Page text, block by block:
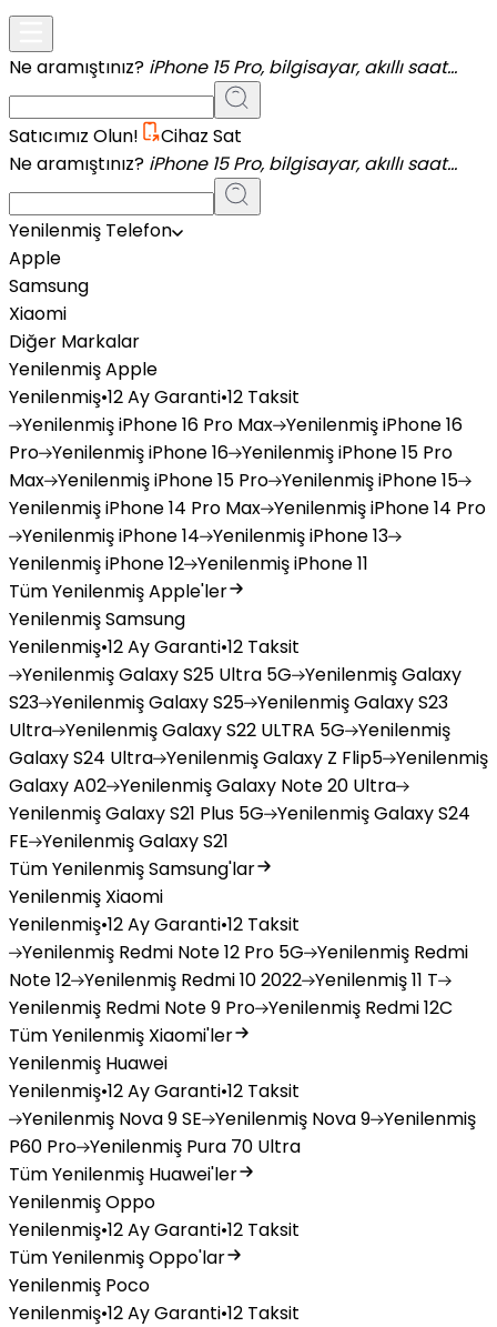
Ne aramıştınız? iPhone 15 Pro, bilgisayar, akıllı saat...
Satıcımız Olun!
Cihaz Sat
Ne aramıştınız? iPhone 15 Pro, bilgisayar, akıllı saat...
Yenilenmiş Telefon
Apple
Samsung
Xiaomi
Diğer Markalar
Yenilenmiş Apple
Yenilenmiş•12 Ay Garanti•12 Taksit
YenilenmişiPhone 16 Pro Max YenilenmişiPhone 16
Pro YenilenmişiPhone 16 YenilenmişiPhone 15 Pro
Max YenilenmişiPhone 15 Pro YenilenmişiPhone 15
YenilenmişiPhone 14 Pro Max YenilenmişiPhone 14 Pro
YenilenmişiPhone 14 YenilenmişiPhone 13
YenilenmişiPhone 12 YenilenmişiPhone 11
Tüm Yenilenmiş Apple'ler
Yenilenmiş Samsung
Yenilenmiş•12 Ay Garanti•12 Taksit
YenilenmişGalaxy S25 Ultra 5G YenilenmişGalaxy
S23 YenilenmişGalaxy S25 YenilenmişGalaxy S23
Ultra YenilenmişGalaxy S22 ULTRA 5G Yenilenmiş
Galaxy S24 Ultra YenilenmişGalaxy Z Flip5 Yenilenmiş
Galaxy A02 YenilenmişGalaxy Note 20 Ultra
YenilenmişGalaxy S21 Plus 5G YenilenmişGalaxy S24
FE YenilenmişGalaxy S21
Tüm Yenilenmiş Samsung'lar
Yenilenmiş Xiaomi
Yenilenmiş•12 Ay Garanti•12 Taksit
Yenilenmiş Redmi Note 12 Pro 5G Yenilenmiş Redmi
Note 12 Yenilenmiş Redmi 10 2022 Yenilenmiş11 T
Yenilenmiş Redmi Note 9 Pro Yenilenmiş Redmi 12C
Tüm Yenilenmiş Xiaomi'ler
Yenilenmiş Huawei
Yenilenmiş•12 Ay Garanti•12 Taksit
Yenilenmiş Nova 9 SE Yenilenmiş Nova 9 Yenilenmiş
P60 Pro Yenilenmiş Pura 70 Ultra
Tüm Yenilenmiş Huawei'ler
Yenilenmiş Oppo
Yenilenmiş•12 Ay Garanti•12 Taksit
Tüm Yenilenmiş Oppo'lar
Yenilenmiş Poco
Yenilenmiş•12 Ay Garanti•12 Taksit